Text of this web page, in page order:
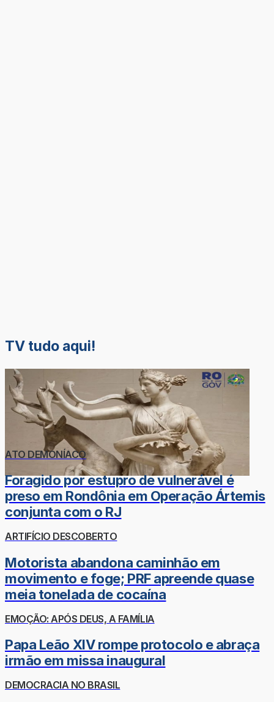
TV tudo aqui!
ATO DEMONÍACO
Foragido por estupro de vulnerável é
preso em Rondônia em Operação Ártemis
conjunta com o RJ
ARTIFÍCIO DESCOBERTO
Motorista abandona caminhão em
movimento e foge; PRF apreende quase
meia tonelada de cocaína
EMOÇÃO: APÓS DEUS, A FAMÍLIA
Papa Leão XIV rompe protocolo e abraça
irmão em missa inaugural
DEMOCRACIA NO BRASIL